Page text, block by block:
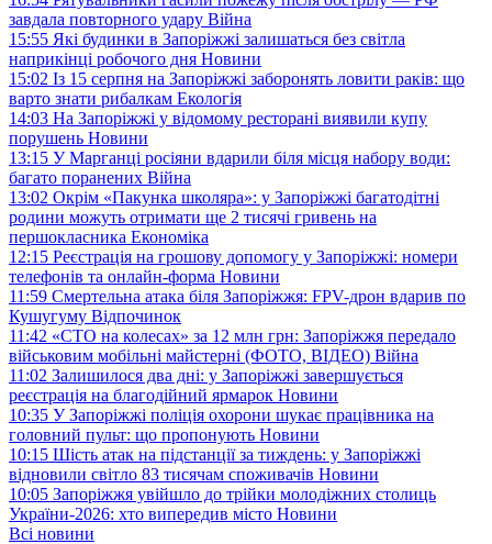
завдала повторного удару Війна
15:55 Які будинки в Запоріжжі залишаться без світла
наприкінці робочого дня Новини
15:02 Із 15 серпня на Запоріжжі заборонять ловити раків: що
варто знати рибалкам Екологія
14:03 На Запоріжжі у відомому ресторані виявили купу
порушень Новини
13:15 У Марганці росіяни вдарили біля місця набору води:
багато поранених Війна
13:02 Окрім «Пакунка школяра»: у Запоріжжі багатодітні
родини можуть отримати ще 2 тисячі гривень на
першокласника Економіка
12:15 Реєстрація на грошову допомогу у Запоріжжі: номери
телефонів та онлайн-форма Новини
11:59 Смертельна атака біля Запоріжжя: FPV-дрон вдарив по
Кушугуму Відпочинок
11:42 «СТО на колесах» за 12 млн грн: Запоріжжя передало
військовим мобільні майстерні (ФОТО, ВІДЕО) Війна
11:02 Залишилося два дні: у Запоріжжі завершується
реєстрація на благодійний ярмарок Новини
10:35 У Запоріжжі поліція охорони шукає працівника на
головний пульт: що пропонують Новини
10:15 Шість атак на підстанції за тиждень: у Запоріжжі
відновили світло 83 тисячам споживачів Новини
10:05 Запоріжжя увійшло до трійки молодіжних столиць
України-2026: хто випередив місто Новини
Всі новини